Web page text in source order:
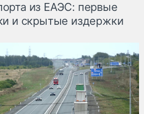
из ЕАЭС: первые
и скрытые издержки